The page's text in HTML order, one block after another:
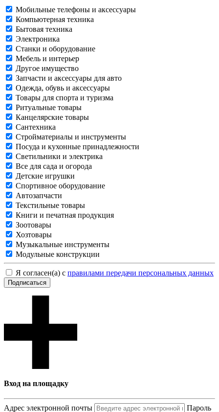
Мобильные телефоны и аксессуары
Компьютерная техника
Бытовая техника
Электроника
Станки и оборудование
Мебель и интерьер
Другое имущество
Запчасти и аксессуары для авто
Одежда, обувь и аксессуары
Товары для спорта и туризма
Ритуальные товары
Канцелярские товары
Сантехника
Стройматериалы и инструменты
Посуда и кухонные принадлежности
Светильники и электрика
Все для сада и огорода
Детские игрушки
Спортивное оборудование
Автозапчасти
Текстильные товары
Книги и печатная продукция
Зоотовары
Хозтовары
Музыкальные инструменты
Модульные конструкции
Я согласен(а) с правилами передачи персональных данных
Подписаться
Вход на площадку
Адрес электронной почты
Пароль